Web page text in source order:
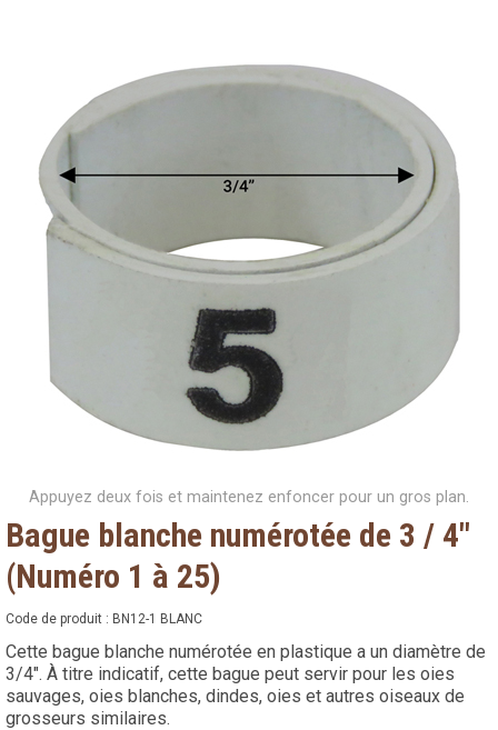
Nous joindre
Appuyez deux fois et maintenez enfoncer pour un gros plan.
Bague blanche numérotée de 3 / 4"
(Numéro 1 à 25)
Code de produit : BN12-1 BLANC
Cette bague blanche numérotée en plastique a un diamètre de
3/4". À titre indicatif, cette bague peut servir pour les oies
sauvages, oies blanches, dindes, oies et autres oiseaux de
grosseurs similaires.